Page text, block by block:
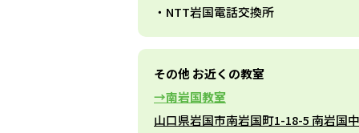
NTT岩国電話交換所
その他 お近くの教室
南岩国教室
山口県岩国市南岩国町1-18-5 南岩国